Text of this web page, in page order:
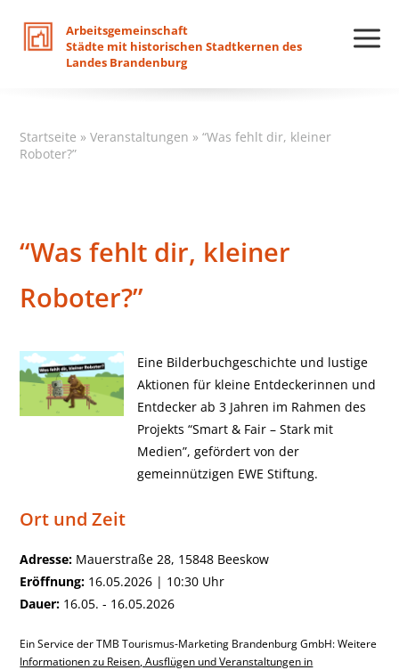
Arbeitsgemeinschaft
Städte mit historischen Stadtkernen des
Landes Brandenburg
Startseite »Veranstaltungen »“Was fehlt dir, kleiner
Roboter?”
“Was fehlt dir, kleiner
Roboter?”
Eine Bilderbuchgeschichte und lustige
Aktionen für kleine Entdeckerinnen und
Entdecker ab 3 Jahren im Rahmen des
Projekts “Smart & Fair – Stark mit
Medien”, gefördert von der
gemeinnützigen EWE Stiftung.
Ort und Zeit
Adresse: Mauerstraße 28, 15848 Beeskow
Eröffnung: 16.05.2026 | 10:30 Uhr
Dauer: 16.05. - 16.05.2026
Ein Service der TMB Tourismus-Marketing Brandenburg GmbH: Weitere
Informationen zu Reisen, Ausflügen und Veranstaltungen in